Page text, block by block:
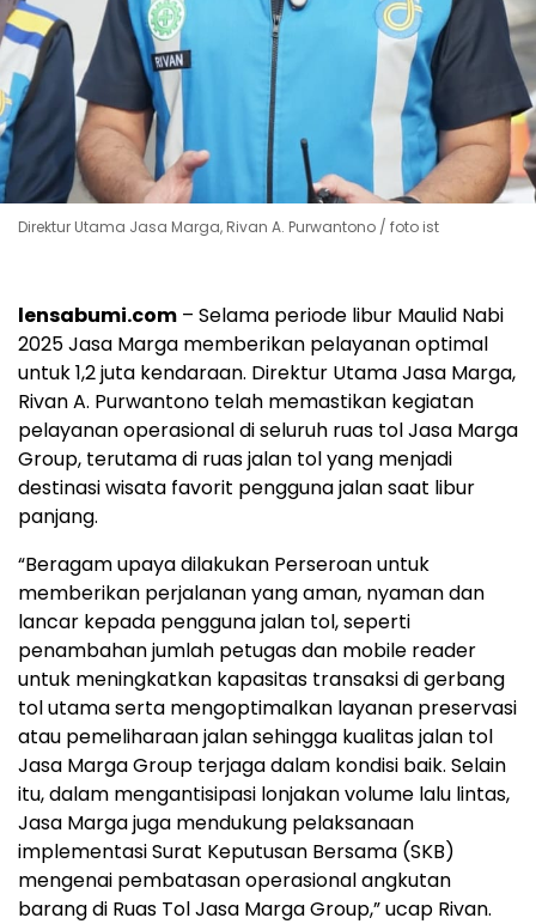
Direktur Utama Jasa Marga, Rivan A. Purwantono / foto ist
lensabumi.com – Selama periode libur Maulid Nabi
2025 Jasa Marga memberikan pelayanan optimal
untuk 1,2 juta kendaraan. Direktur Utama Jasa Marga,
Rivan A. Purwantono telah memastikan kegiatan
pelayanan operasional di seluruh ruas tol Jasa Marga
Group, terutama di ruas jalan tol yang menjadi
destinasi wisata favorit pengguna jalan saat libur
panjang.
“Beragam upaya dilakukan Perseroan untuk
memberikan perjalanan yang aman, nyaman dan
lancar kepada pengguna jalan tol, seperti
penambahan jumlah petugas dan mobile reader
untuk meningkatkan kapasitas transaksi di gerbang
tol utama serta mengoptimalkan layanan preservasi
atau pemeliharaan jalan sehingga kualitas jalan tol
Jasa Marga Group terjaga dalam kondisi baik. Selain
itu, dalam mengantisipasi lonjakan volume lalu lintas,
Jasa Marga juga mendukung pelaksanaan
implementasi Surat Keputusan Bersama (SKB)
mengenai pembatasan operasional angkutan
barang di Ruas Tol Jasa Marga Group,” ucap Rivan.